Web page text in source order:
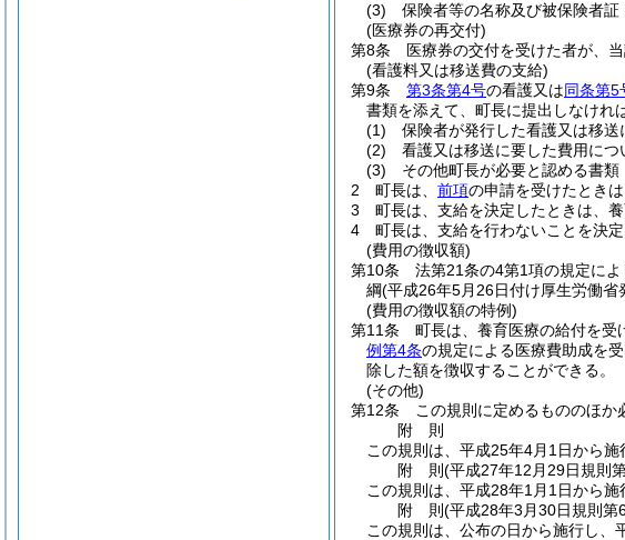
(3)
保険者等の名称及び被保険者証
(医療券の再交付)
第8条
医療券の交付を受けた者が、
(看護料又は移送費の支給)
第9条
第3条第4号の看護又は同条第5
書類を添えて、町長に提出しなけれ
(1)
保険者が発行した看護又は移
(2)
看護又は移送に要した費用につ
(3)
その他町長が必要と認める書類
2
町長は、 前項の申請を受けたとき
3
町長は、支給を決定したときは、
4
町長は、支給を行わないことを決
(費用の徴収額)
第10条
法第21条の4第1項の規定に
綱(平成26年5月26日付け厚生労働
(費用の徴収額の特例)
第11条
町長は、養育医療の給付を受
例第4条の規定による医療費助成を
除した額を徴収することができる。
(その他)
第12条
この規則に定めるもののほか
附 則
この規則は、平成25年4月1日から施
附 則(平成27年12月29日規則
この規則は、平成28年1月1日から施
附 則(平成28年3月30日規則第
この規則は、公布の日から施行し、